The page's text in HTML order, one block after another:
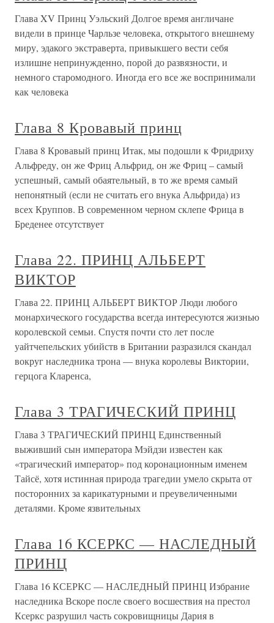
Глава XV Принц Уэльский Долгое время англичане
видели в принце Чарльзе человека, открытого внешнему
миру, эдакого экстраверта, привыкшего вести себя
излишне непринужденно, порой до развязности, и
немного старомодного. Иногда его все же воспринимали
как человека
Глава 8 Кровавый принц
Глава 8 Кровавый принц Итак, мы подошли к Фридриху
Альфреду, он же Фриц Альфрид, он же Фриц – самый
успешный, самый обаятельный, в то же время самый
непонятный (если не считать его внука Альфрида) из
всех Круппов. В современном черном склепе Фрица в
Бреденее отсутствует
Глава 22. ПРИНЦ АЛЬБЕРТ
ВИКТОР
Глава 22. ПРИНЦ АЛЬБЕРТ ВИКТОР Люди любого
монархического государства всегда интересуются жизнью
королевской семьи. Спустя почти сто лет после
уайтчепельских убийств в Британии разразился скандал
вокруг наследника трона — внука королевы Виктории,
герцога Кларенса,
Глава 3 ТРАГИЧЕСКИЙ ПРИНЦ
Глава 3 ТРАГИЧЕСКИЙ ПРИНЦ Единственный
выживший сын императора Мэйдзи известен как
«трагический император» под коронационным именем
Тайсё, хотя истинная природа трагедии умело скрыта от
посторонних за карикатурными и преувеличенными
деталями. Кроме язвительных
Глава 16 КСЕРКС — НАСЛЕДНЫЙ
ПРИНЦ
Глава 16 КСЕРКС — НАСЛЕДНЫЙ ПРИНЦ Избрание
наследника Вскоре после своего восшествия на престол
Ксеркс разрушил часть сокровищницы Дария в